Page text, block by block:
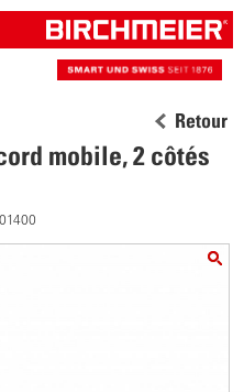
Retour
mobile, 2 côtés